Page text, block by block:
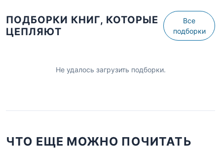
ПОДБОРКИ КНИГ, КОТОРЫЕ
ЦЕПЛЯЮТ
Все
подборки
Не удалось загрузить подборки.
ЧТО ЕЩЕ МОЖНО ПОЧИТАТЬ